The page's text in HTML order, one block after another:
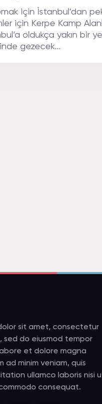
için İstanbul’dan
için Kerpe Kamp
oldukça yakın bir
gezecek...
sit amet, consectetur
sed do eiusmod tempor
et dolore magna
ad minim veniam, quis
ullamco laboris nisi
consequat.